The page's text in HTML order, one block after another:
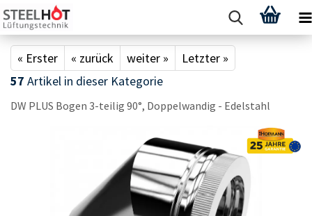
« Erster « zurück weiter »
Letzter »
57 Artikel in dieser Kategorie
DW PLUS Bogen 3-​teilig 90°, Dop­pel­wan­dig - Edel­stahl